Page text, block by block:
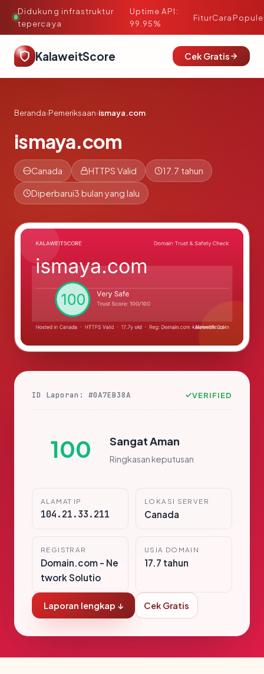
Didukung infrastruktur
tepercaya
·
Uptime API:
99.95%
FiturCara
KalaweitScore Cek Gratis
Beranda›Pemeriksaan›ismaya.com
ismaya.com
Canada HTTPS Valid 17.7 tahun
Diperbarui3 bulan yang lalu
ID Laporan: #0A7EB38A VERIFIED
100 Sangat Aman
Ringkasan keputusan
ALAMAT IP
104.21.33.211
LOKASI SERVER
Canada
REGISTRAR
Domain.com - Ne
twork Solutio
USIA DOMAIN
17.7 tahun
Laporan lengkap ↓ Cek Gratis